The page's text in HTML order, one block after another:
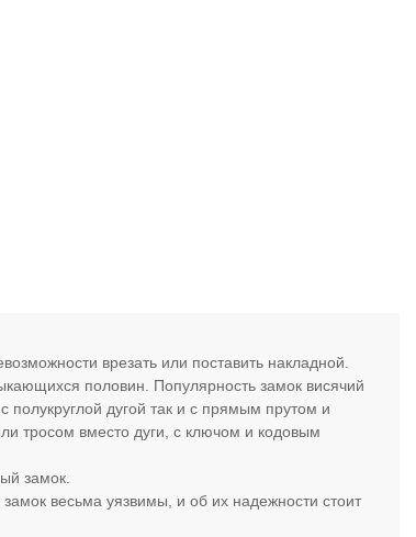
врезать или поставить накладной.
половин. Популярность замок висячий
полукруглой дугой так и с прямым прутом и
тросом вместо дуги, с ключом и кодовым
замок.
весьма уязвимы, и об их надежности стоит